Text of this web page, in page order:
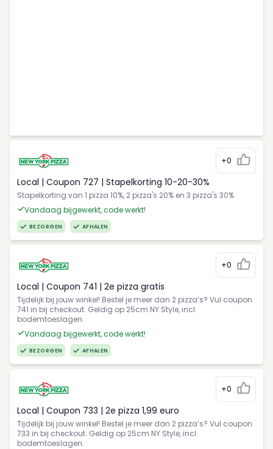
+0
Local | Coupon 727 | Stapelkorting 10-20-30%
Stapelkorting van 1 pizza 10%, 2 pizza's 20% en 3 pizza's 30%
Vandaag bijgewerkt, code werkt!
BEZORGEN AFHALEN
+0
Local | Coupon 741 | 2e pizza gratis
Tijdelijk bij jouw winkel! Bestel je meer dan 2 pizza’s? Vul coupon
741 in bij checkout. Geldig op 25cm NY Style, incl.
bodemtoeslagen.
Vandaag bijgewerkt, code werkt!
BEZORGEN AFHALEN
+0
Local | Coupon 733 | 2e pizza 1,99 euro
Tijdelijk bij jouw winkel! Bestel je meer dan 2 pizza’s? Vul coupon
733 in bij checkout. Geldig op 25cm NY Style, incl.
bodemtoeslagen.